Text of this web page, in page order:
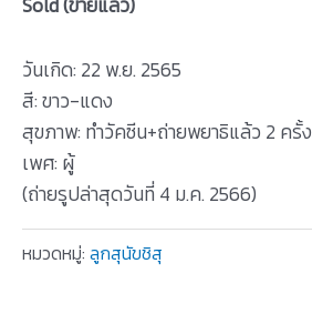
วันเกิด: 22 พ.ย. 2565
สี: ขาว-แดง
สุขภาพ: ทำวัคซีน+ถ่ายพยาธิแล้ว 2 ครั้ง
เพศ: ผู้
(ถ่ายรูปล่าสุดวันที่ 4 ม.ค. 2566)
หมวดหมู่: ลูกสุนัขชิสุ